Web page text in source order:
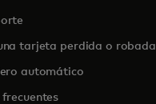
tarjeta perdida o robada
automático
frecuentes